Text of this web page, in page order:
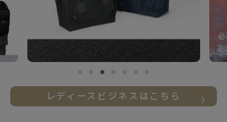
レディースビジネスはこちら